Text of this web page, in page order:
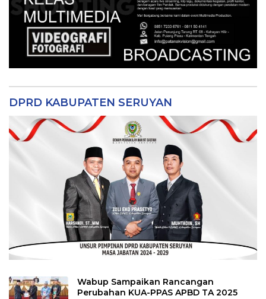
DPRD KABUPATEN SERUYAN
Wabup Sampaikan Rancangan
Perubahan KUA-PPAS APBD TA 2025